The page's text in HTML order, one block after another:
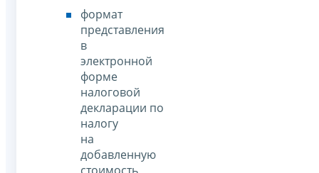
формат
представления
в
электронной
форме
налоговой
декларации по
налогу
на
добавленную